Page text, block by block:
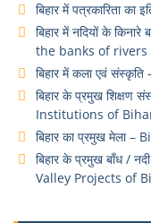
बिहार में पत्रकारिता
बिहार में नदियों के
the banks of
बिहार में कला एवं
बिहार के प्रमुख शिक्षण
Institutions of
बिहार का प्रमुख मेला
बिहार के प्रमुख बाँध /
Valley Projects of